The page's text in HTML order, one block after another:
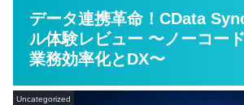
データ連携革命！CData
ル体験レビュー 〜ノーコー
業務効率化とDX〜
Uncategorized